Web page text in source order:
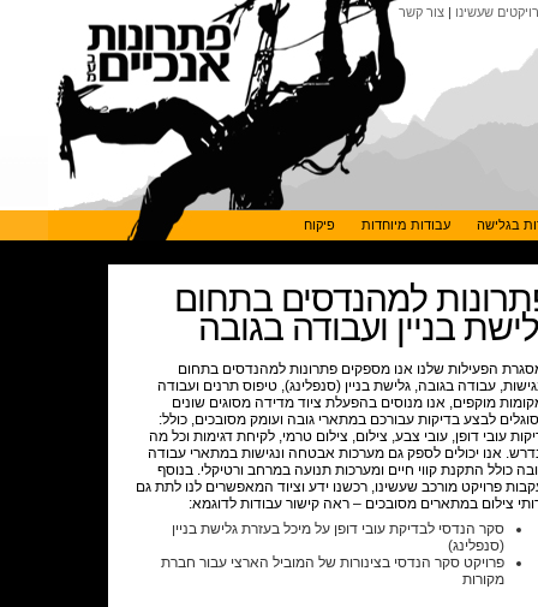
שעשינו | צור קשר
בגלישה עבודות מיוחדות פיקוח
למהנדסים בתחום
בניין ועבודה בגובה
הפעילות שלנו אנו מספקים פתרונות למהנדסים בתחום
עבודה בגובה, גלישת בניין (סנפלינג), טיפוס תרנים ועבודה
מוקפים, אנו מנוסים בהפעלת ציוד מדידה מסוגים שונים
לבצע בדיקות עבורכם במתארי גובה ועומק מסובכים, כולל:
עובי דופן, עובי צבע, צילום, צילום טרמי, לקיחת דגימות וכל מה
אנו יכולים לספק גם מערכות אבטחה ונגישות במתארי עבודה
כולל התקנת קווי חיים ומערכות תנועה במרחב ורטיקלי. בנוסף
פרויקט מורכב שעשינו, רכשנו ידע וציוד המאפשרים לנו לתת גם
צילום במתארים מסובכים – ראה קישור עבודות לדוגמא:
סקר הנדסי לבדיקת עובי דופן על מיכל בעזרת גלישת בניין
(סנפלינג)
פרויקט סקר הנדסי בצינורות של המוביל הארצי עבור חברת
מקורות